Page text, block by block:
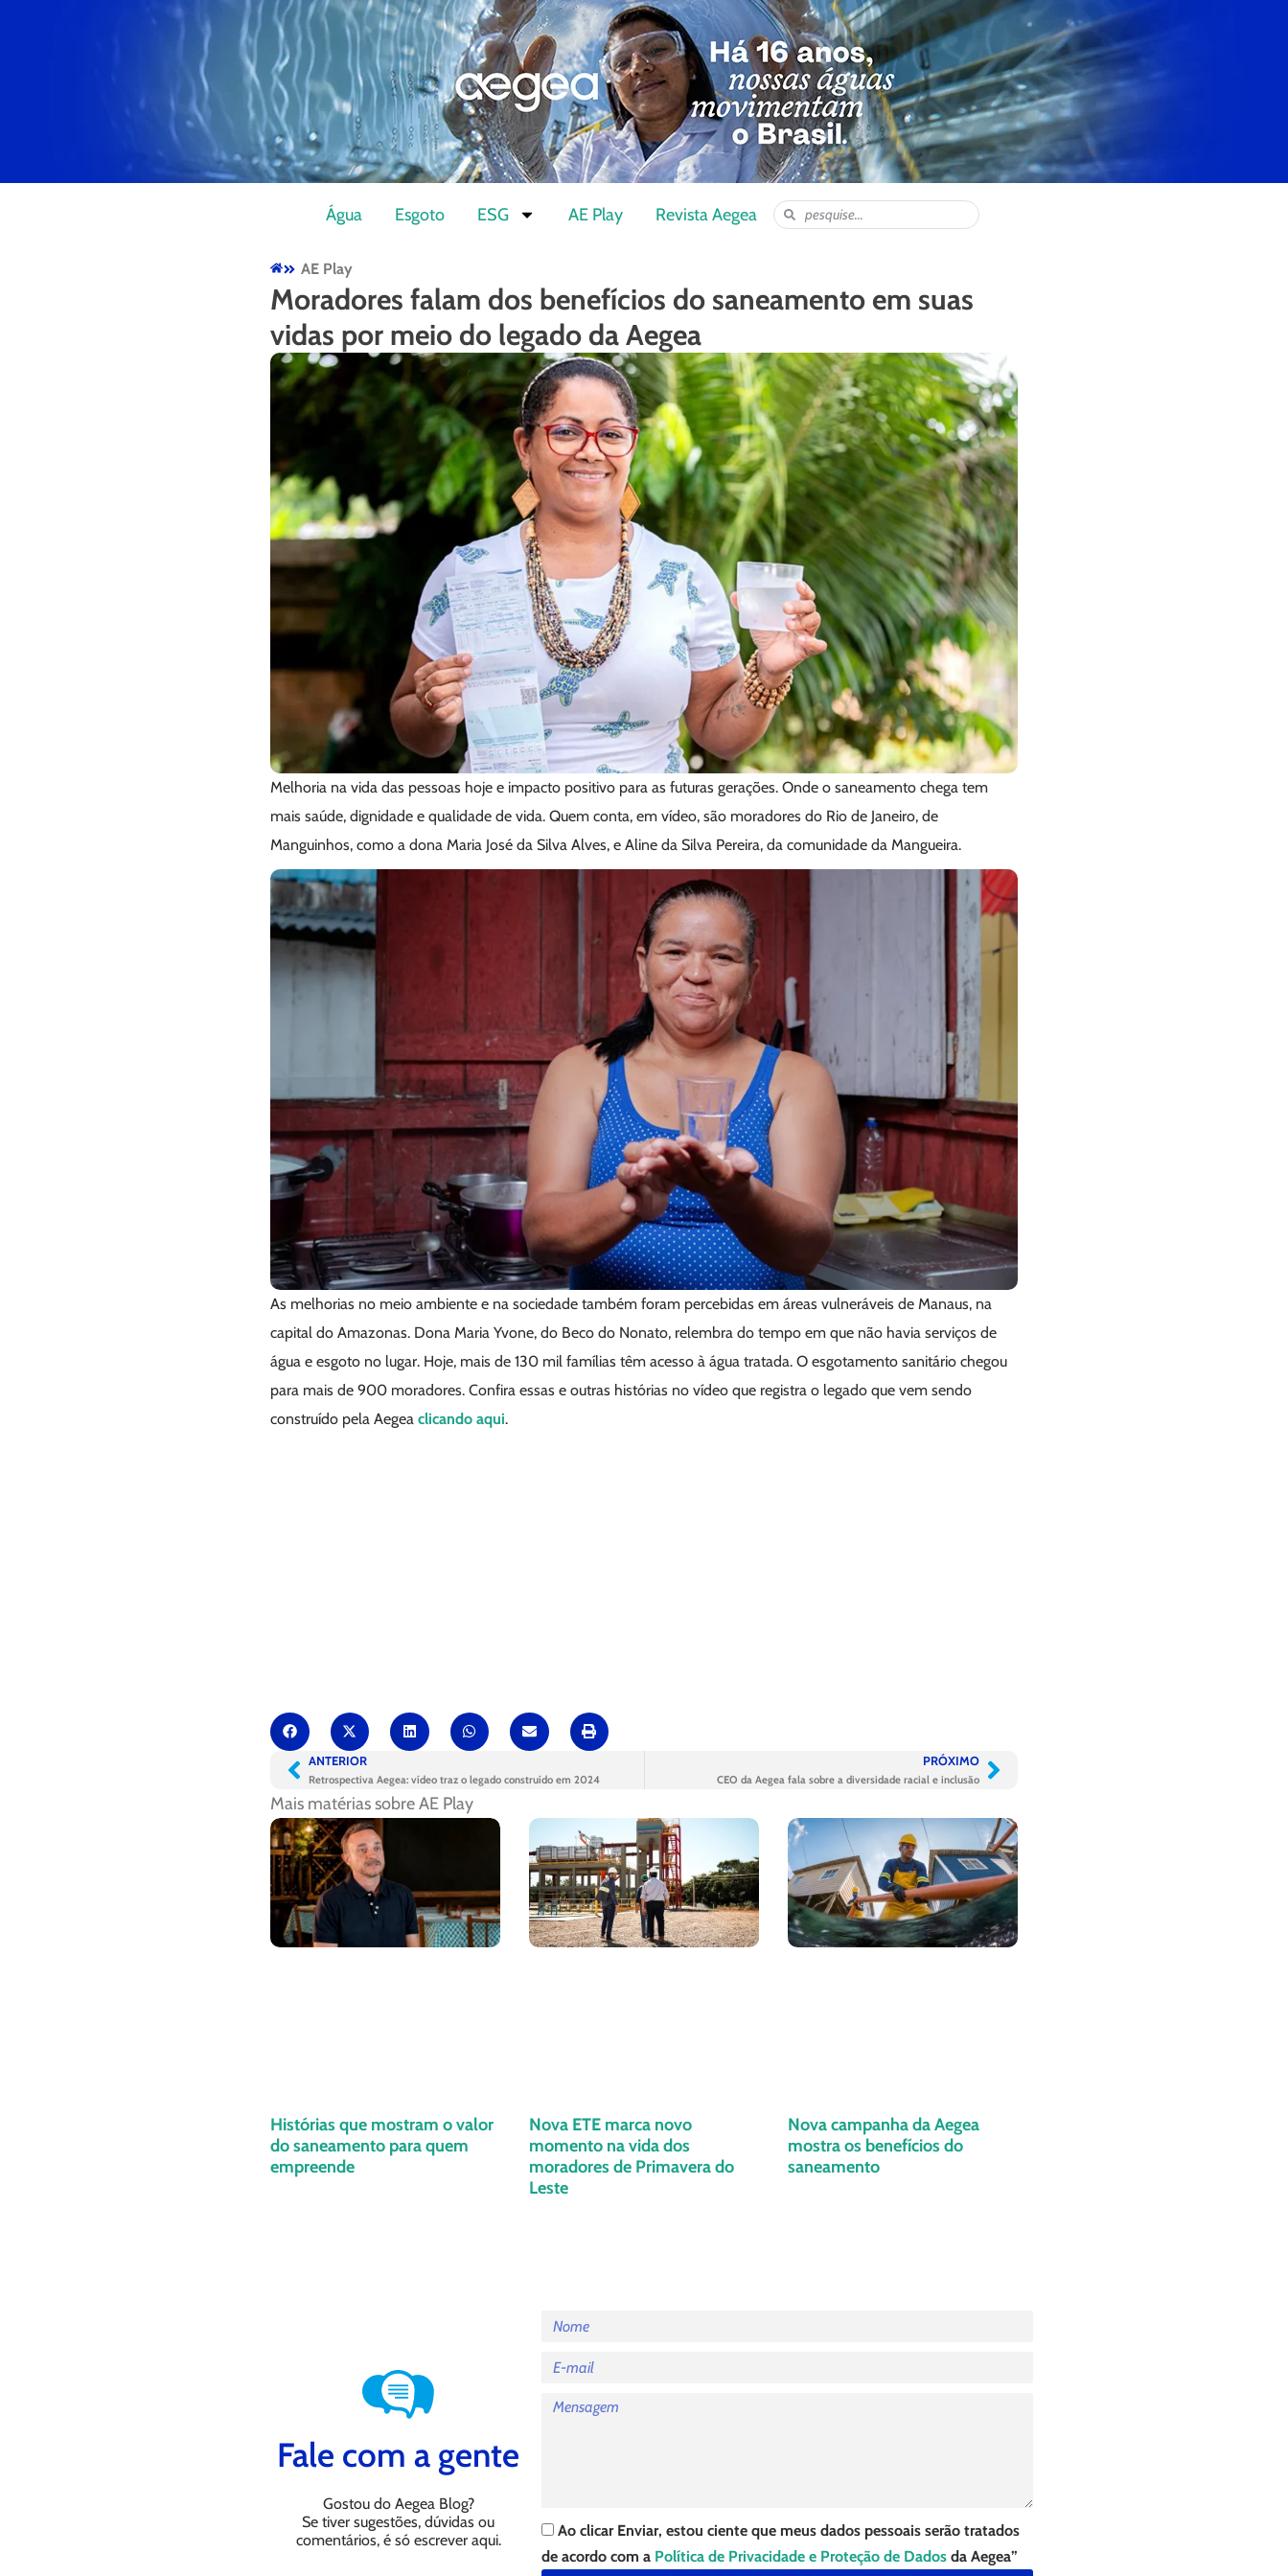
Água Esgoto ESG AE Play Revista Aegea
AE Play
Moradores falam dos benefícios do saneamento em suas
vidas por meio do legado da Aegea
Melhoria na vida das pessoas hoje e impacto positivo para as futuras gerações. Onde o saneamento chega tem
mais saúde, dignidade e qualidade de vida. Quem conta, em vídeo, são moradores do Rio de Janeiro, de
Manguinhos, como a dona Maria José da Silva Alves, e Aline da Silva Pereira, da comunidade da Mangueira.
As melhorias no meio ambiente e na sociedade também foram percebidas em áreas vulneráveis de Manaus, na
capital do Amazonas. Dona Maria Yvone, do Beco do Nonato, relembra do tempo em que não havia serviços de
água e esgoto no lugar. Hoje, mais de 130 mil famílias têm acesso à água tratada. O esgotamento sanitário chegou
para mais de 900 moradores. Confira essas e outras histórias no vídeo que registra o legado que vem sendo
construído pela Aegea clicando aqui.
ANTERIOR
Retrospectiva Aegea: vídeo traz o legado construído em 2024
PRÓXIMO
CEO da Aegea fala sobre a diversidade racial e inclusão
Mais matérias sobreAE Play
Histórias que mostram o valor
do saneamento para quem
empreende
Nova ETE marca novo
momento na vida dos
moradores de Primavera do
Leste
Nova campanha da Aegea
mostra os benefícios do
saneamento
Fale com a gente
Gostou do Aegea Blog?
Se tiver sugestões, dúvidas ou
comentários, é só escrever aqui.
Ao clicar Enviar, estou ciente que meus dados pessoais serão tratados
de acordo com a Política de Privacidade e Proteção de Dadosda Aegea”